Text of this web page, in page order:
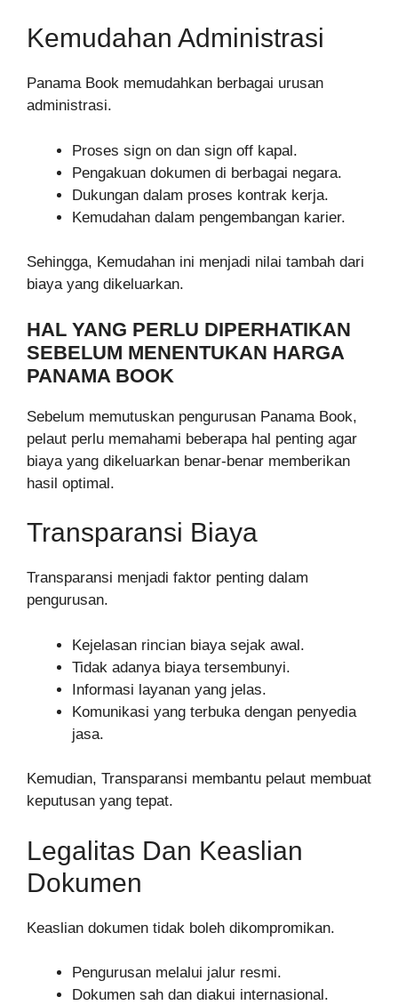
Kemudahan Administrasi
Panama Book memudahkan berbagai urusan
administrasi.
Proses sign on dan sign off kapal.
Pengakuan dokumen di berbagai negara.
Dukungan dalam proses kontrak kerja.
Kemudahan dalam pengembangan karier.
Sehingga, Kemudahan ini menjadi nilai tambah dari
biaya yang dikeluarkan.
HAL YANG PERLU DIPERHATIKAN
SEBELUM MENENTUKAN HARGA
PANAMA BOOK
Sebelum memutuskan pengurusan Panama Book,
pelaut perlu memahami beberapa hal penting agar
biaya yang dikeluarkan benar-benar memberikan
hasil optimal.
Transparansi Biaya
Transparansi menjadi faktor penting dalam
pengurusan.
Kejelasan rincian biaya sejak awal.
Tidak adanya biaya tersembunyi.
Informasi layanan yang jelas.
Komunikasi yang terbuka dengan penyedia
jasa.
Kemudian, Transparansi membantu pelaut membuat
keputusan yang tepat.
Legalitas Dan Keaslian
Dokumen
Keaslian dokumen tidak boleh dikompromikan.
Pengurusan melalui jalur resmi.
Dokumen sah dan diakui internasional.